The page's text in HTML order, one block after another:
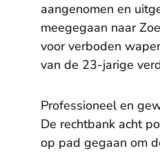
aangenomen en
meegegaan naar
voor verboden
van de 23-jarige
Professioneel en
De rechtbank acht
op pad gegaan om